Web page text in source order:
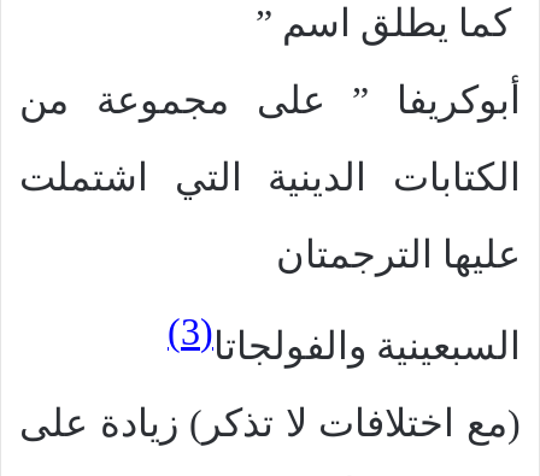
كما يطلق اسم ”
أبوكريفا ” على مجموعة من
الكتابات الدينية التي اشتملت
عليها الترجمتان
السبعينية والفولجاتا(3)
(مع اختلافات لا تذكر) زيادة على